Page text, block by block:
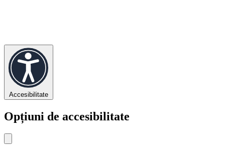
Accesibilitate
Opțiuni de accesibilitate